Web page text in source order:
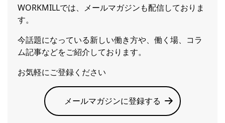
WORKMILLでは、メールマガジンも配信しておりま
す。
今話題になっている新しい働き方や、働く場、コラ
ム記事などをご紹介しております。
お気軽にご登録ください
メールマガジンに登録する